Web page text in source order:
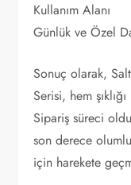
Kullanım Alanı
Günlük ve Özel
Sonuç olarak,
Serisi, hem
Sipariş süreci
son derece
için harekete